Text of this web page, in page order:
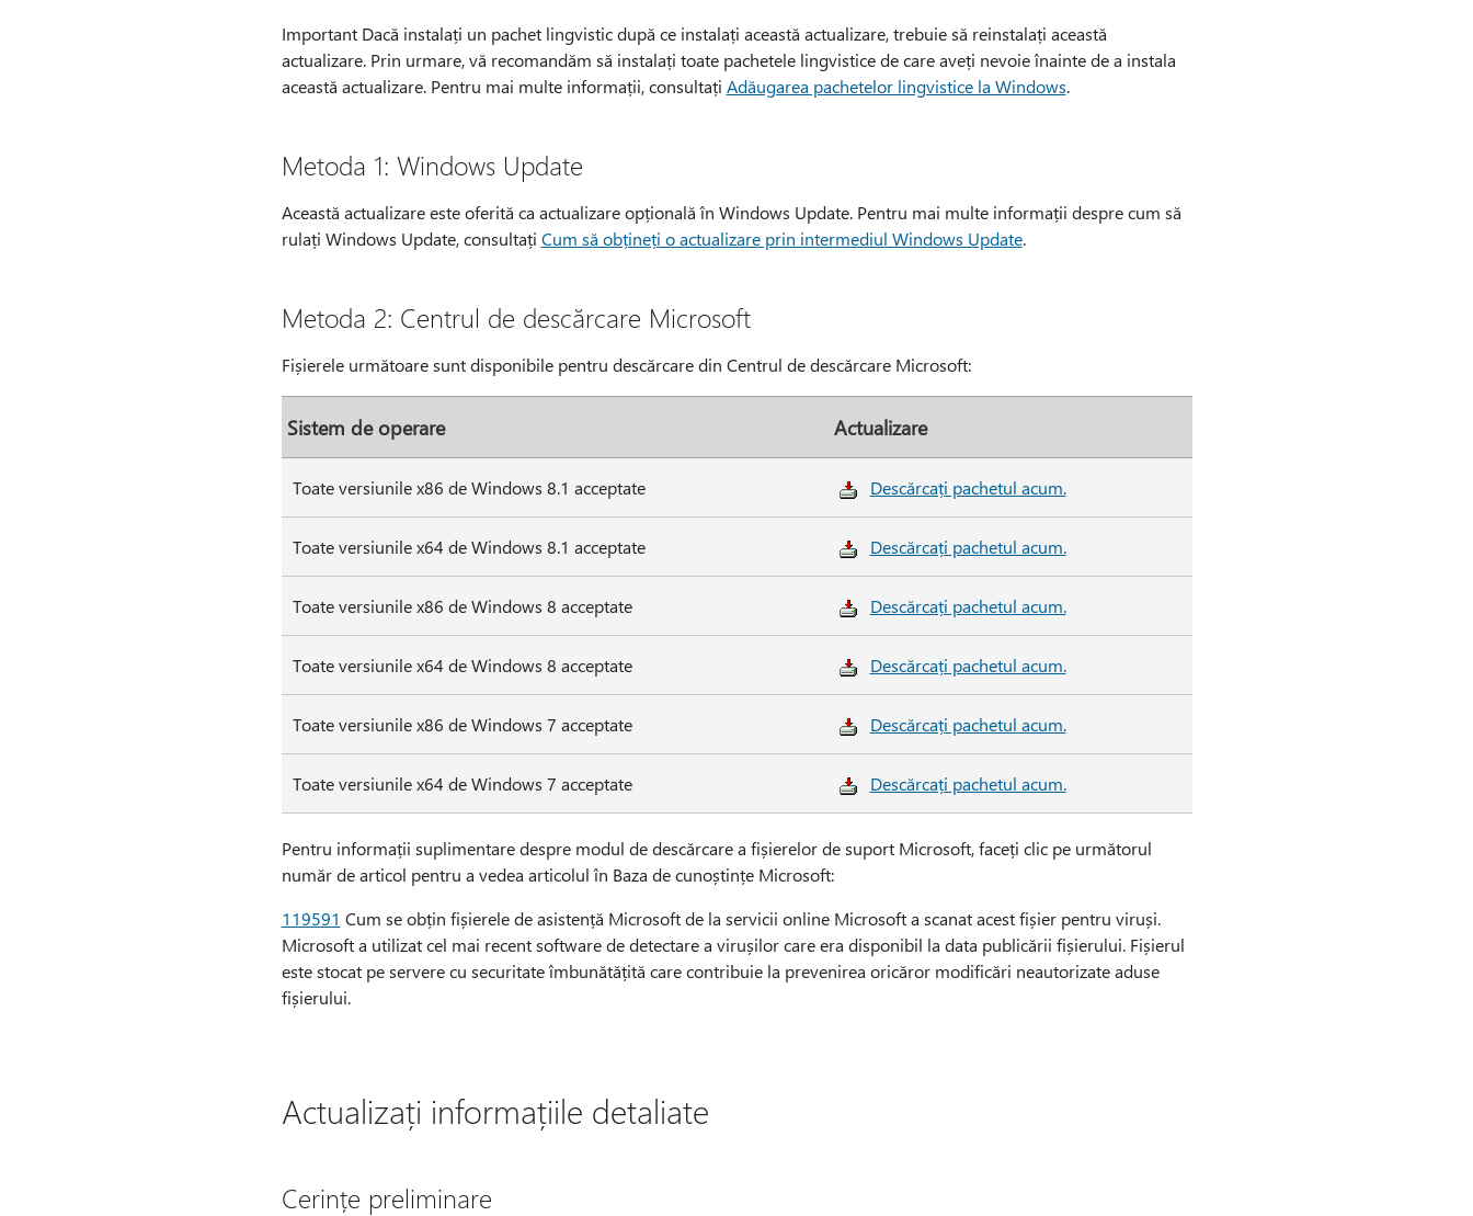
Important Dacă instalați un pachet lingvistic după ce instalați această actualizare, trebuie să reinstalați această
actualizare. Prin urmare, vă recomandăm să instalați toate pachetele lingvistice de care aveți nevoie înainte de a instala
această actualizare. Pentru mai multe informații, consultați Adăugarea pachetelor lingvistice la Windows.
Metoda 1: Windows Update
Această actualizare este oferită ca actualizare opțională în Windows Update. Pentru mai multe informații despre cum să
rulați Windows Update, consultați Cum să obțineți o actualizare prin intermediul Windows Update.
Metoda 2: Centrul de descărcare Microsoft
Fișierele următoare sunt disponibile pentru descărcare din Centrul de descărcare Microsoft:
Sistem de operare Actualizare
Toate versiunile x86 de Windows 8.1 acceptate Descărcați pachetul acum.
Toate versiunile x64 de Windows 8.1 acceptate Descărcați pachetul acum.
Toate versiunile x86 de Windows 8 acceptate Descărcați pachetul acum.
Toate versiunile x64 de Windows 8 acceptate Descărcați pachetul acum.
Toate versiunile x86 de Windows 7 acceptate Descărcați pachetul acum.
Toate versiunile x64 de Windows 7 acceptate Descărcați pachetul acum.
Pentru informații suplimentare despre modul de descărcare a fișierelor de suport Microsoft, faceți clic pe următorul
număr de articol pentru a vedea articolul în Baza de cunoștințe Microsoft:
119591 Cum se obțin fișierele de asistență Microsoft de la servicii online Microsoft a scanat acest fișier pentru viruși.
Microsoft a utilizat cel mai recent software de detectare a virușilor care era disponibil la data publicării fișierului. Fișierul
este stocat pe servere cu securitate îmbunătățită care contribuie la prevenirea oricăror modificări neautorizate aduse
fișierului.
Actualizați informațiile detaliate
Cerințe preliminare